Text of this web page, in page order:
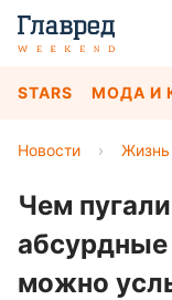
STARS МОДА И
Новости › Жизнь
Чем
можно